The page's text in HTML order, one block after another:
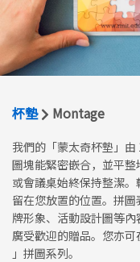
杯墊 Montage
我們的「蒙太奇杯墊」
圖塊能緊密嵌合，並平
或會議桌始終保持整潔
留在您放置的位置。拼
牌形象、活動設計圖等
廣受歡迎的贈品。您亦
」拼圖系列。